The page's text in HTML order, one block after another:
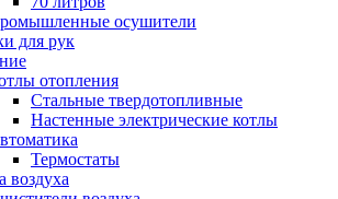
осушители
для рук
отопления
Стальные твердотопливные
Настенные электрические котлы
Термостаты
воздуха